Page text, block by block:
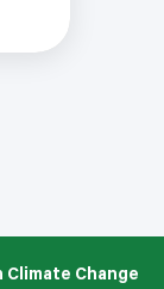
Climate Change